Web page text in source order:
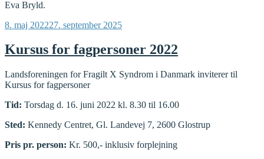
Eva Bryld.
Udgivet
8. maj 202227. september 2025
Kursus for fagpersoner 2022
Landsforeningen for Fragilt X Syndrom i Danmark inviterer til
Kursus for fagpersoner
Tid: Torsdag d. 16. juni 2022 kl. 8.30 til 16.00
Sted: Kennedy Centret, Gl. Landevej 7, 2600 Glostrup
Pris pr. person: Kr. 500,- inklusiv forplejning